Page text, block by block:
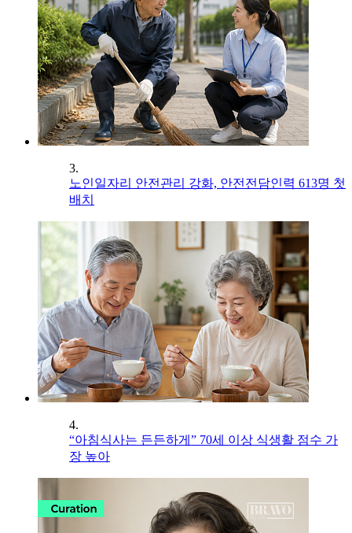
3.
노인일자리 안전관리 강화, 안전전담인력 613명 첫
배치
4.
“아침식사는 든든하게” 70세 이상 식생활 점수 가
장 높아